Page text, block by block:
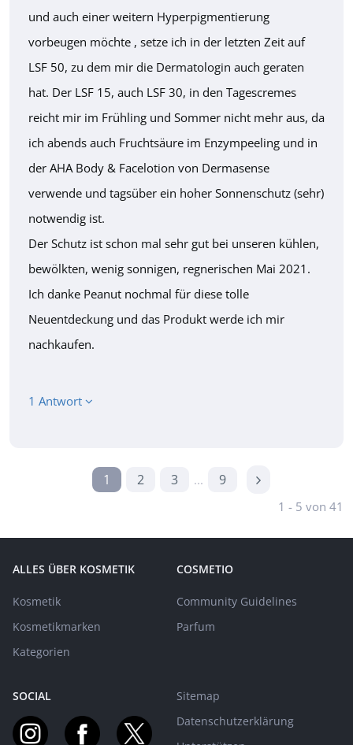
und auch einer weitern Hyperpigmentierung
vorbeugen möchte , setze ich in der letzten Zeit auf
LSF 50, zu dem mir die Dermatologin auch geraten
hat. Der LSF 15, auch LSF 30, in den Tagescremes
reicht mir im Frühling und Sommer nicht mehr aus, da
ich abends auch Fruchtsäure im Enzympeeling und in
der AHA Body & Facelotion von Dermasense
verwende und tagsüber ein hoher Sonnenschutz (sehr)
notwendig ist.
Der Schutz ist schon mal sehr gut bei unseren kühlen,
bewölkten, wenig sonnigen, regnerischen Mai 2021.
Ich danke Peanut nochmal für diese tolle
Neuentdeckung und das Produkt werde ich mir
nachkaufen.
1 Antwort
1 2 3 ... 9
1 - 5 von 41
ALLES ÜBER KOSMETIK
Kosmetik
Kosmetikmarken
Kategorien
COSMETIO
Community Guidelines
Parfum
SOCIAL
Sitemap
Datenschutzerklärung